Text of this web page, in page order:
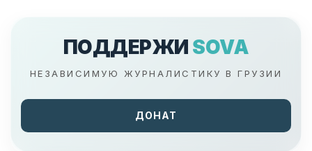
ПОДДЕРЖИ SOVA
НЕЗАВИСИМУЮ ЖУРНАЛИСТИКУ В ГРУЗИИ
ДОНАТ